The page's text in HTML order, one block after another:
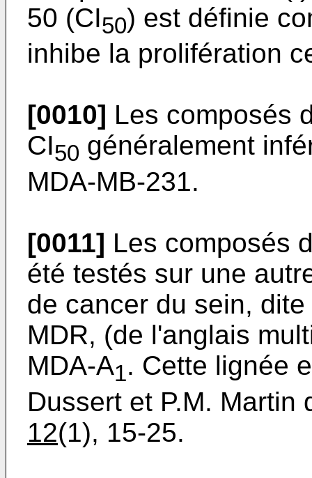
50 (CI50) est définie
inhibe la prolifération
[0010] Les composés
CI50 généralement
MDA-MB-231.
[0011] Les composés
été testés sur une
de cancer du sein,
MDR, (de l'anglais
MDA-A1. Cette lignée
Dussert et P.M. Martin
12(1), 15-25.